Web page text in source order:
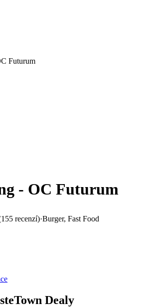
Futurum
- OC Futurum
155 recenzí)·Burger, Fast Food
Dealy